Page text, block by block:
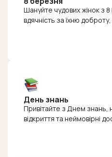
Шануйте чудових жінок з
вдячність за їхню
День знань
Привітайте з Днем знань,
відкриття та неймовірні